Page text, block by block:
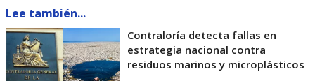
Lee también...
Contraloría detecta fallas en
estrategia nacional contra
residuos marinos y microplásticos